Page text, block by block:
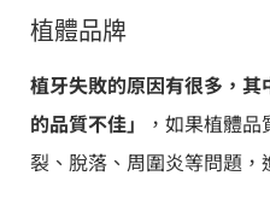
植體品牌
植牙失敗的原因有很多，
的品質不佳」
，如果植體
裂、脫落、周圍炎等問題，